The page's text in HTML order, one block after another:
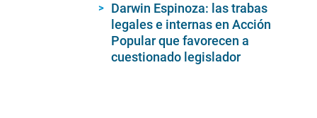
Darwin Espinoza: las trabas
legales e internas en Acción
Popular que favorecen a
cuestionado legislador